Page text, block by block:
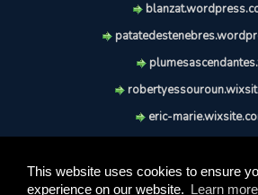
This website uses cookies to ensure
experience on our website. Learn more
eric-